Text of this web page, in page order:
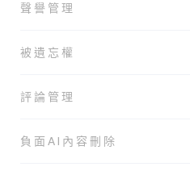
聲譽管理
被遺忘權
評論管理
負面AI內容刪除